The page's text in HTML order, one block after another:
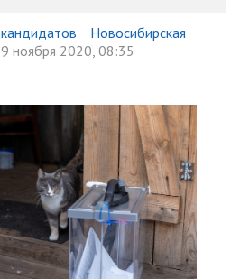
Новосибирская
ноября 2020, 08:35